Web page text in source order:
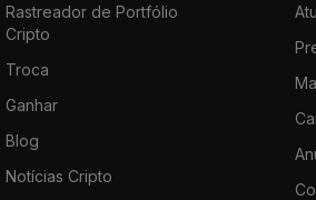
Rastreador de Portfólio
Cripto
Troca
Ganhar
Blog
Notícias Cripto